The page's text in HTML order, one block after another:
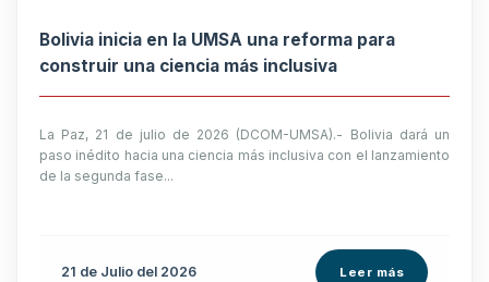
Bolivia inicia en la UMSA una reforma para
construir una ciencia más inclusiva
La Paz, 21 de julio de 2026 (DCOM-UMSA).- Bolivia dará un
paso inédito hacia una ciencia más inclusiva con el lanzamiento
de la segunda fase...
21 de Julio del 2026 Leer más